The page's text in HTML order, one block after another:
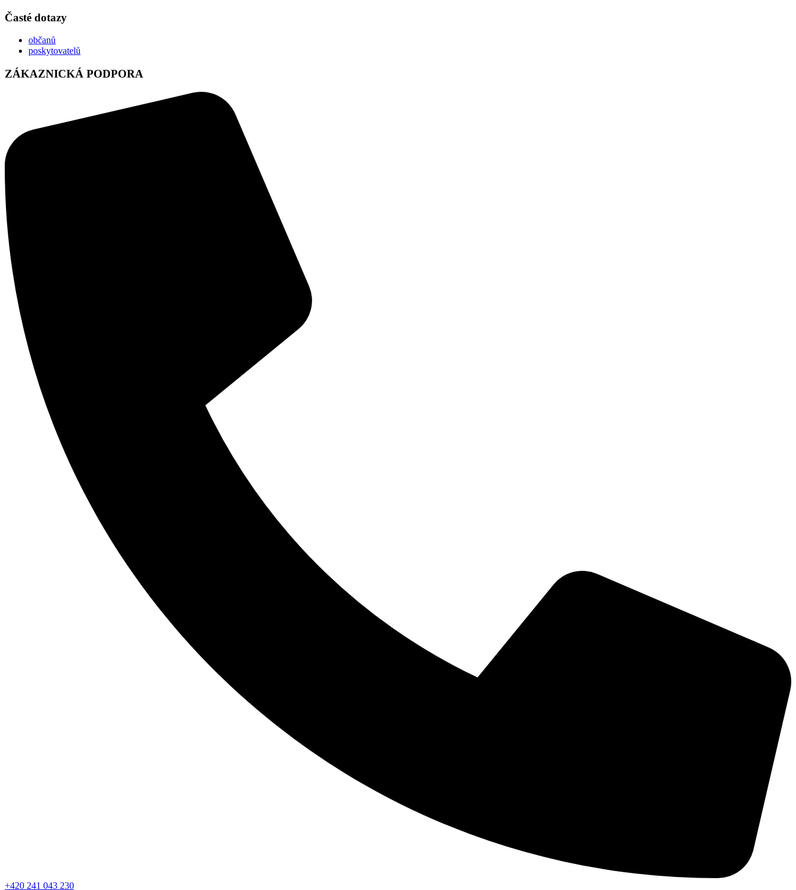
Časté dotazy
občanů
poskytovatelů
ZÁKAZNICKÁ PODPORA
+420 241 043 230